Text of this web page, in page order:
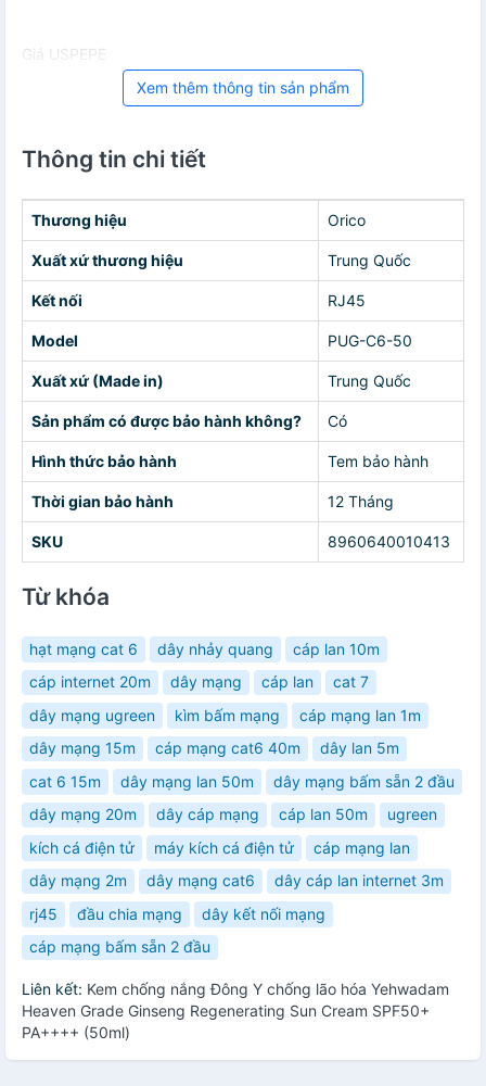
Giá USPEPE
Xem thêm thông tin sản phẩm
Thông tin chi tiết
Thương hiệu Orico
Xuất xứ thương hiệu Trung Quốc
Kết nối RJ45
Model PUG-C6-50
Xuất xứ (Made in) Trung Quốc
Sản phẩm có được bảo hành không? Có
Hình thức bảo hành Tem bảo hành
Thời gian bảo hành 12 Tháng
SKU 8960640010413
Từ khóa
hạt mạng cat 6 dây nhảy quang
cáp lan 10m
cáp internet 20m
dây mạng cáp lan
cat 7
dây mạng ugreen
kìm bấm mạng
cáp mạng lan 1m
dây mạng 15m
cáp mạng cat6 40m
dây lan 5m
cat 6 15m
dây mạng lan 50m
dây mạng bấm sẵn 2 đầu
dây mạng 20m
dây cáp mạng cáp lan 50m
ugreen
kích cá điện tử
máy kích cá điện tử
cáp mạng lan
dây mạng 2m
dây mạng cat6
dây cáp lan internet 3m
rj45
đầu chia mạng
dây kết nối mạng
cáp mạng bấm sẵn 2 đầu
Liên kết: Kem chống nắng Đông Y chống lão hóa Yehwadam
Heaven Grade Ginseng Regenerating Sun Cream SPF50+
PA++++ (50ml)